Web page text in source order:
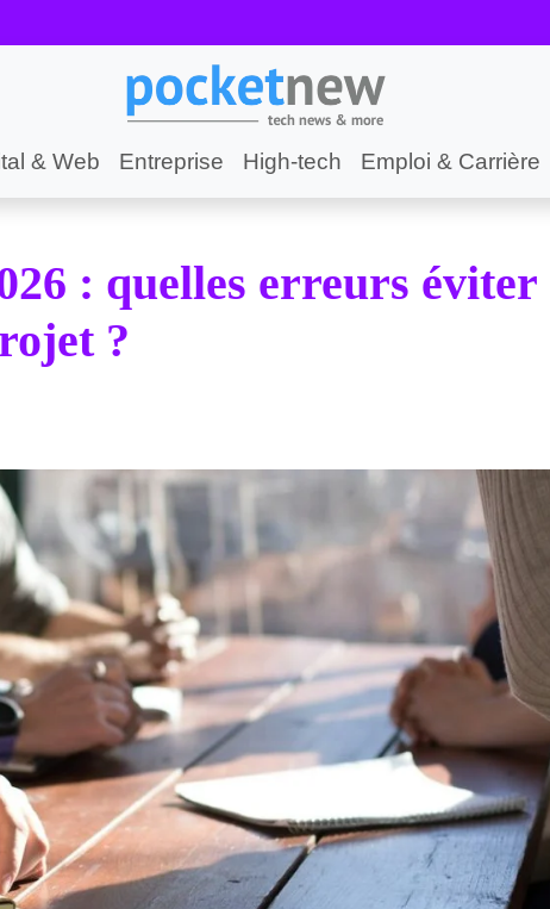
& Web Entreprise High-tech Emploi & Carrière
: quelles erreurs éviter
?